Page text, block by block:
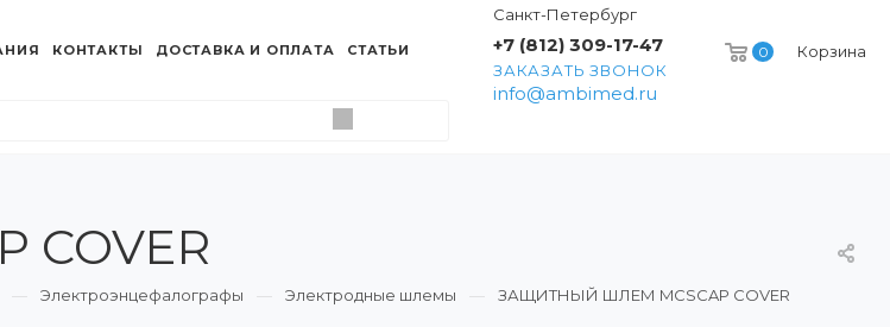
0 Корзина
Санкт-Петербург
+7 (812) 309-17-47
ЗАКАЗАТЬ ЗВОНОК
info@ambimed.ru
КОНТАКТЫ ДОСТАВКА И ОПЛАТА СТАТЬИ
Электроэнцефалографы Электродные шлемы ЗАЩИТНЫЙ ШЛЕМ MCSCAP COVER